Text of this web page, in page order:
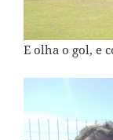
E olha o gol, e